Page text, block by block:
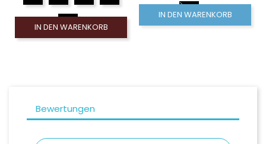
IN DEN WARENKORB
IN DEN WARENKORB
Bewertungen